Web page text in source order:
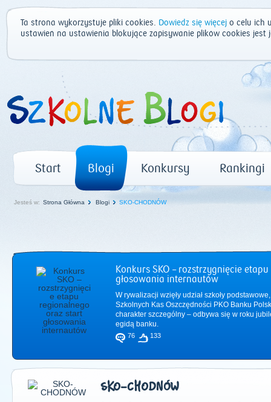
Ta strona wykorzystuje pliki cookies. Dowiedz się więcej o celu ich
ustawień na ustawienia blokujące zapisywanie plików cookies
Start Blogi Konkursy Rankingi
Jesteś w: Strona Główna Blogi SKO-CHODNÓW
Konkurs SKO – rozstrzygnięcie
głosowania internautów
W rywalizacji wzięły udział szkoły
Szkolnych Kas Oszczędności PKO Banku
charakter szczególny – odbywa się w roku
egidą banku.
76 133
SKO-CHODNÓW